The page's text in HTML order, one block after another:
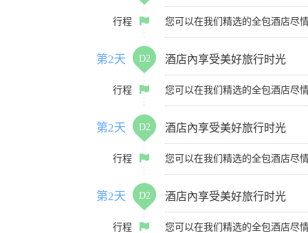
行程 您可以在我们精选的全包酒店尽
第2天 D2 酒店內享受美好旅行时光
行程 您可以在我们精选的全包酒店尽
第2天 D2 酒店內享受美好旅行时光
行程 您可以在我们精选的全包酒店尽
第2天 D2 酒店內享受美好旅行时光
行程 您可以在我们精选的全包酒店尽